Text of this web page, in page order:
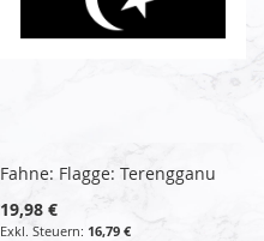
Fahne: Flagge: Terengganu
19,98 €
16,79 €